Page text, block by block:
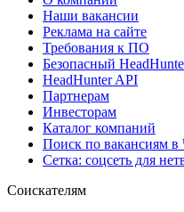
Наши вакансии
Реклама на сайте
Требования к ПО
Безопасный
HeadHunter API
Партнерам
Инвесторам
Каталог компаний
Поиск по вакансиям в
Сетка: соцсеть для
Соискателям